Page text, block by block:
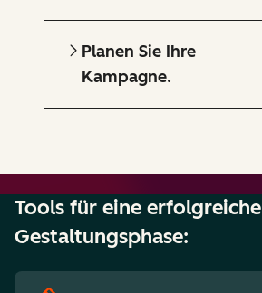
Planen Sie Ihre
Kampagne.
Tools für eine erfolgreiche
Gestaltungsphase: